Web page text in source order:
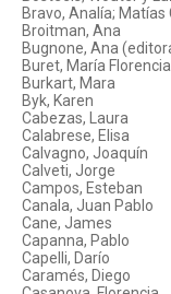
Bravo, Analía;
Broitman, Ana
Bugnone, Ana
Buret, María Florencia
Burkart, Mara
Byk, Karen
Cabezas, Laura
Calabrese, Elisa
Calvagno, Joaquín
Calveti, Jorge
Campos, Esteban
Canala, Juan Pablo
Cane, James
Capanna, Pablo
Capelli, Darío
Caramés, Diego